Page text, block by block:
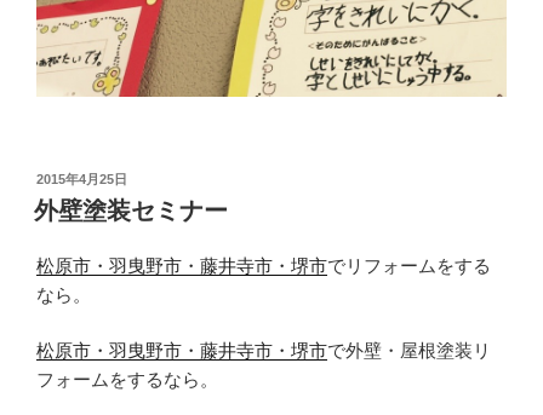
投
稿
日:
2015年4月25日
外壁塗装セミナー
松原市・羽曳野市・藤井寺市・堺市でリフォームをする
なら。
松原市・羽曳野市・藤井寺市・堺市で外壁・屋根塗装リ
フォームをするなら。